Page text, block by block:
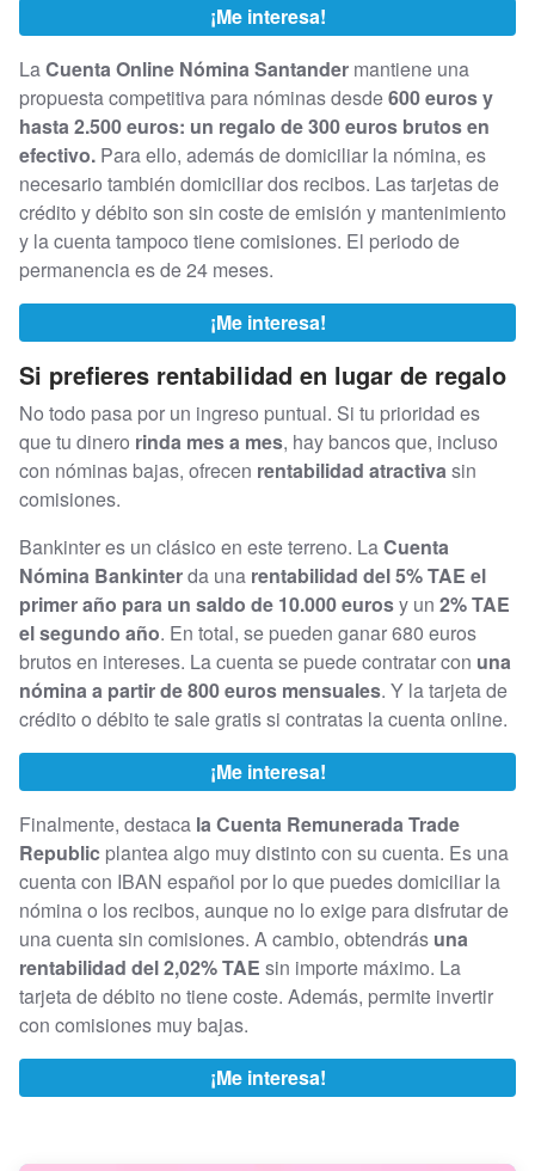
¡Me interesa!
LaCuenta Online Nómina Santander mantiene una
propuesta competitiva para nóminas desde600 euros y
hasta 2.500 euros: un regalo de 300 euros brutos en
efectivo. Para ello, además de domiciliar la nómina, es
necesario también domiciliar dos recibos. Las tarjetas de
crédito y débito son sin coste de emisión y mantenimiento
y la cuenta tampoco tiene comisiones. El periodo de
permanencia es de 24 meses.
¡Me interesa!
Si prefieres rentabilidad en lugar de regalo
No todo pasa por un ingreso puntual. Si tu prioridad es
que tu dinero rinda mes a mes, hay bancos que, incluso
con nóminas bajas, ofrecen rentabilidad atractivasin
comisiones.
Bankinter es un clásico en este terreno. LaCuenta
Nómina Bankinterda una rentabilidad del 5% TAE el
primer año para un saldo de 10.000 eurosy un 2% TAE
el segundo año. En total, se pueden ganar 680 euros
brutos en intereses. La cuenta se puede contratar con una
nómina a partir de 800 euros mensuales. Y la tarjeta de
crédito o débito te sale gratis si contratas la cuenta online.
¡Me interesa!
Finalmente, destaca la Cuenta Remunerada Trade
Republic plantea algo muy distinto con su cuenta. Es una
cuenta con IBAN español por lo que puedes domiciliar la
nómina o los recibos, aunque no lo exige para disfrutar de
una cuenta sin comisiones. A cambio, obtendrás una
rentabilidad del 2,02% TAE sin importe máximo. La
tarjeta de débito no tiene coste. Además, permite invertir
con comisiones muy bajas.
¡Me interesa!